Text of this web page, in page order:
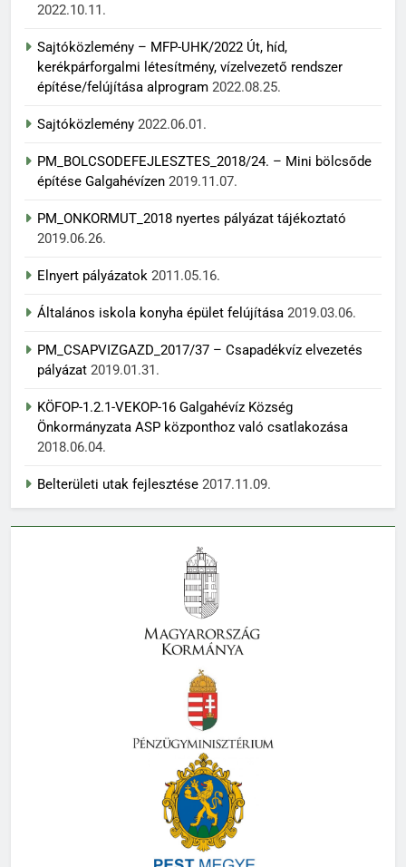
2022.10.11.
Sajtóközlemény – MFP-UHK/2022 Út, híd,
kerékpárforgalmi létesítmény, vízelvezető rendszer
építése/felújítása alprogram 2022.08.25.
Sajtóközlemény 2022.06.01.
PM_BOLCSODEFEJLESZTES_2018/24. – Mini bölcsőde
építése Galgahévízen 2019.11.07.
PM_ONKORMUT_2018 nyertes pályázat tájékoztató
2019.06.26.
Elnyert pályázatok 2011.05.16.
Általános iskola konyha épület felújítása 2019.03.06.
PM_CSAPVIZGAZD_2017/37 – Csapadékvíz elvezetés
pályázat 2019.01.31.
KÖFOP-1.2.1-VEKOP-16 Galgahévíz Község
Önkormányzata ASP központhoz való csatlakozása
2018.06.04.
Belterületi utak fejlesztése 2017.11.09.